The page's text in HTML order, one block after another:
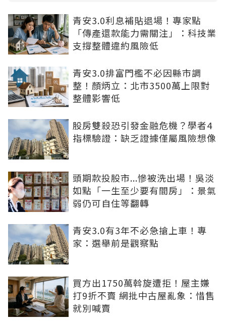
青安3.0利息補貼退場！專家點
「傳產還款能力需關注」：科技業
支撐整體違約風險低
青安3.0排富門檻不必因縣市調
整！顏炳立：北市3500萬上限對
整體影響低
股房雙殺恐引發金融危機？學者4
指標驗證：缺乏證據僅屬風險想像
頭期款投股市...慘被洗出場！吳淡
如點「一生至少要有間房」：景氣
弱仍可自住等翻轉
青安3.0有3年不必急搶上車！專
家：選舉前是觀察點
買方出1750萬斡旋遭拒！屋主嫌
打9折不賣 網批中古屋亂象：惜售
就別喊賣